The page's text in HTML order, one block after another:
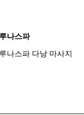
나스파
나스파 다낭 마사지